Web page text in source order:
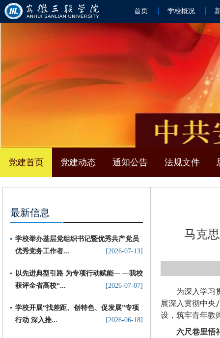
首页 学校概况
党建首页 党建动态 通知公告 法规文件
最新信息
学校举办基层党组织书记暨优秀共产党员
优秀党务工作者...
[2026-07-13]
以先进典型引路 为专项行动赋能— —我校
获评全省高校“...
[2026-07-07]
​学校开展“找差距、创特色、促发展”专项
行动 深入推...
[2026-06-18]
马克
为深入学习
展深入贯彻中央
设，筑牢青年教
六尺巷里悟